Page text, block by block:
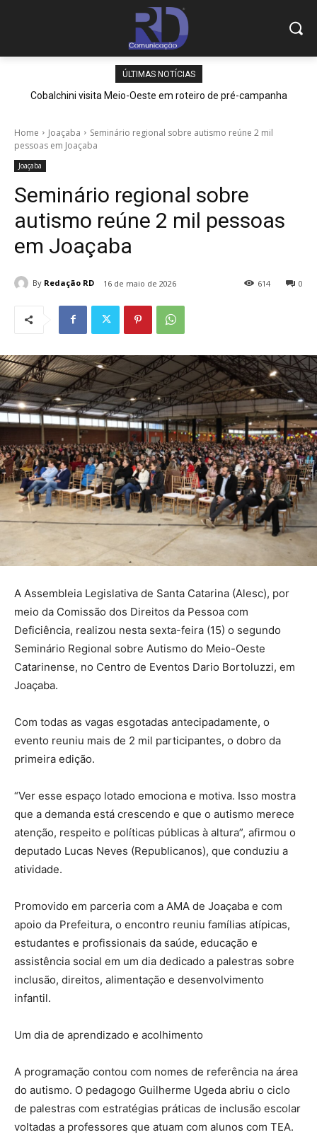
ÚLTIMAS NOTÍCIAS
Cobalchini visita Meio-Oeste em roteiro de pré-campanha
Home Joaçaba
Seminário regional sobre autismo reúne 2 mil
pessoas em Joaçaba
Joaçaba
Seminário regional sobre
autismo reúne 2 mil pessoas
em Joaçaba
By Redação RD 16 de maio de 2026 0
614
A Assembleia Legislativa de Santa Catarina (Alesc), por
meio da Comissão dos Direitos da Pessoa com
Deficiência, realizou nesta sexta-feira (15) o segundo
Seminário Regional sobre Autismo do Meio-Oeste
Catarinense, no Centro de Eventos Dario Bortoluzzi, em
Joaçaba.
Com todas as vagas esgotadas antecipadamente, o
evento reuniu mais de 2 mil participantes, o dobro da
primeira edição.
“Ver esse espaço lotado emociona e motiva. Isso mostra
que a demanda está crescendo e que o autismo merece
atenção, respeito e políticas públicas à altura”, afirmou o
deputado Lucas Neves (Republicanos), que conduziu a
atividade.
Promovido em parceria com a AMA de Joaçaba e com
apoio da Prefeitura, o encontro reuniu famílias atípicas,
estudantes e profissionais da saúde, educação e
assistência social em um dia dedicado a palestras sobre
inclusão, direitos, alimentação e desenvolvimento
infantil.
Um dia de aprendizado e acolhimento
A programação contou com nomes de referência na área
do autismo. O pedagogo Guilherme Ugeda abriu o ciclo
de palestras com estratégias práticas de inclusão escolar
voltadas a professores que atuam com alunos com TEA.